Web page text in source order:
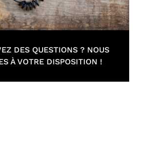
DES QUESTIONS ? NOUS
À VOTRE DISPOSITION !